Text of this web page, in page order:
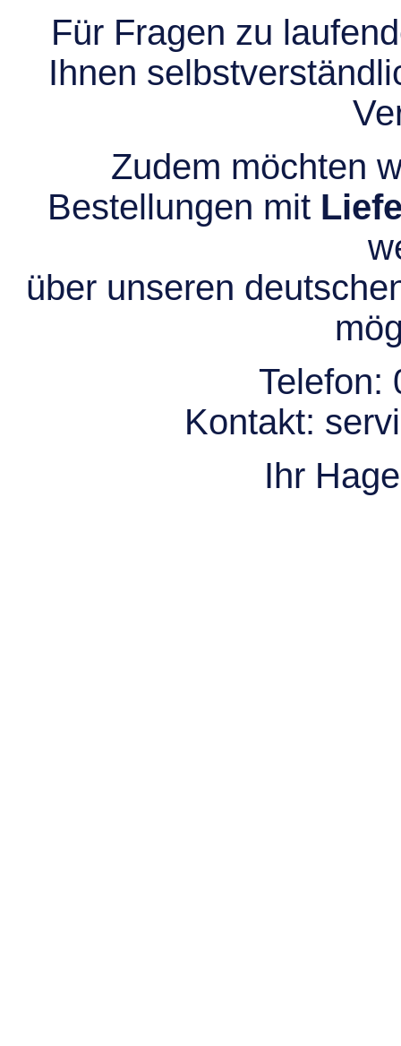
Für Fragen zu
Ihnen
Zudem möchten
Bestellungen mit
über unseren
Telefon:
Kontakt:
Ihr